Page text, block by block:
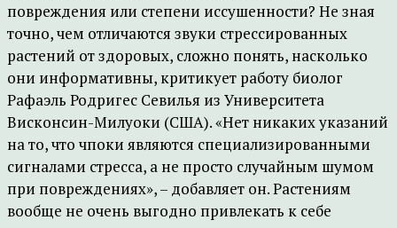
повреждения или степени иссушенности? Не зная
точно, чем отличаются звуки стрессированных
растений от здоровых, сложно понять, насколько
они информативны, критикует работу биолог
Рафаэль Родригес Севилья из Университета
Висконсин-Милуоки (США). «Нет никаких указаний
на то, что чпоки являются специализированными
сигналами стресса, а не просто случайным шумом
при повреждениях», – добавляет он. Растениям
вообще не очень выгодно привлекать к себе